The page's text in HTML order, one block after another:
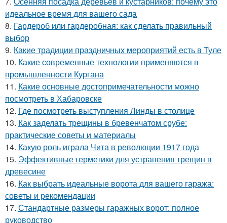
идеальное время для вашего сада
8. Гардероб или гардеробная: как сделать правильный
выбор
9. Какие традиции праздничных мероприятий есть в Туле
10. Какие современные технологии применяются в
промышленности Кургана
11. Какие основные достопримечательности можно
посмотреть в Хабаровске
12. Где посмотреть выступления Линды в столице
13. Как заделать трещины в бревенчатом срубе:
практические советы и материалы
14. Какую роль играла Чита в революции 1917 года
15. Эффективные герметики для устранения трещин в
древесине
16. Как выбрать идеальные ворота для вашего гаража:
советы и рекомендации
17. Стандартные размеры гаражных ворот: полное
руководство